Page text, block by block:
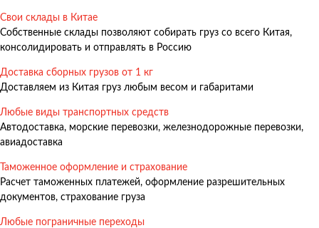
Международные перевозки
Автомобильные перевозки
Железнодорожные перевозки
Морские и речные перевозки
Авиадоставка
Негабаритные перевозки
Комплексные логистические решения
Свои склады в Китае
Собственные склады позволяют собирать груз со всего Китая,
консолидировать и отправлять в Россию
Доставка сборных грузов от 1 кг
Доставляем из Китая груз любым весом и габаритами
Любые виды транспортных средств
Автодоставка, морские перевозки, железнодорожные перевозки,
авиадоставка
Таможенное оформление и страхование
Расчет таможенных платежей, оформление разрешительных
документов, страхование груза
Любые пограничные переходы